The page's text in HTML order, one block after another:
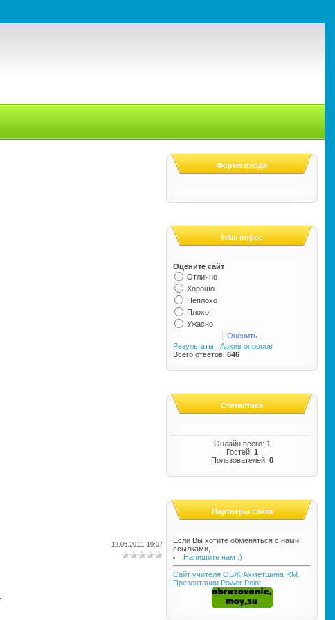
12.05.2011, 19:07
Форма входа
Наш опрос
Оцените сайт
Отлично
Хорошо
Неплохо
Плохо
Ужасно
Результаты | Архив опросов
Всего ответов: 646
Статистика
Онлайн всего: 1
Гостей: 1
Пользователей: 0
Партнеры сайта
Если Вы хотите обменяться с нами
ссылками,
Напишите нам :)
Сайт учителя ОБЖ Ахметшина Р.М.
Презентации Power Point